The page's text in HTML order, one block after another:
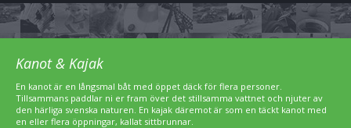
Kanot & Kajak
En kanot är en långsmal båt med öppet däck för flera personer.
Tillsammans paddlar ni er fram över det stillsamma vattnet och njuter av
den härliga svenska naturen. En kajak däremot är som en täckt kanot med
en eller flera öppningar, kallat sittbrunnar.